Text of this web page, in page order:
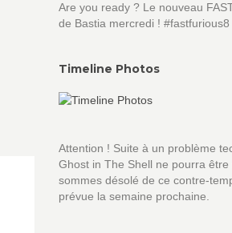
Are you ready ? Le nouveau
de Bastia mercredi !
Timeline Photos
Attention ! Suite à un problème
Ghost in The Shell ne pourra
sommes désolé de ce contre-
prévue la semaine prochaine.